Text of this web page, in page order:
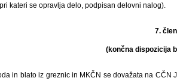
kateri se opravlja delo, podpisan delovni nalog).
7. člen
(končna dispozicija
in blato iz greznic in MKČN se dovažata na